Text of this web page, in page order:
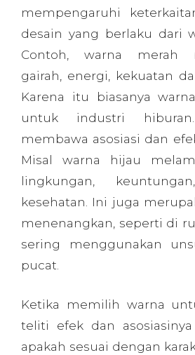
mempengaruhi
desain yang berlaku dari
Contoh, warna merah
gairah, energi, kekuatan
Karena itu biasanya
untuk industri
membawa asosiasi dan
Misal warna hijau
lingkungan,
kesehatan. Ini juga
menenangkan, seperti di
sering menggunakan
pucat.
Ketika memilih warna
teliti efek dan
apakah sesuai dengan